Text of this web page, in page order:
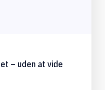
– uden at vide